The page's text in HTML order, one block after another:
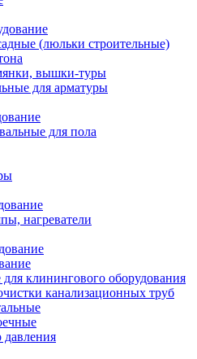
(люльки строительные)
вышки-туры
для арматуры
для пола
нагреватели
клинингового оборудования
канализационных труб